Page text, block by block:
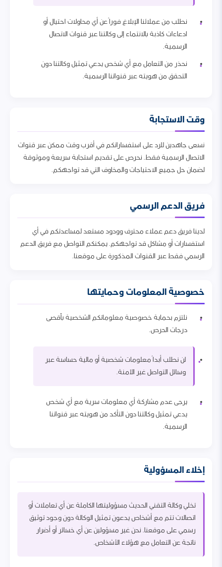
نطلب من عملائنا الإبلاغ فوراً عن أي محاولات احتيال أو
ادعاءات كاذبة بالانتماء إلى وكالتنا عبر قنوات الاتصال
الرسمية.
نحذر من التعامل مع أي شخص يدعي تمثيل وكالتنا دون
التحقق من هويته عبر قنواتنا الرسمية.
وقت الاستجابة
نسعى جاهدين للرد على استفساراتكم في أقرب وقت ممكن عبر قنوات
الاتصال الرسمية فقط. نحرص على تقديم استجابة سريعة وموثوقة
لضمان حل جميع الاحتياجات والمخاوف التي قد تواجهكم.
فريق الدعم الرسمي
لدينا فريق دعم عملاء محترف وودود مستعد لمساعدتكم في أي
استفسارات أو مشاكل قد تواجهكم. يمكنكم التواصل مع فريق الدعم
الرسمي فقط عبر القنوات المذكورة على موقعنا.
خصوصية المعلومات وحمايتها
نلتزم بحماية خصوصية معلوماتكم الشخصية بأقصى
درجات الحرص.
لن نطلب أبداً معلومات شخصية أو مالية حساسة عبر
وسائل التواصل غير الآمنة.
يرجى عدم مشاركة أي معلومات سرية مع أي شخص
يدعي تمثيل وكالتنا دون التأكد من هويته عبر قنواتنا
الرسمية.
إخلاء المسؤولية
تخلي وكالة التقني الحديث مسؤوليتها الكاملة عن أي تعاملات أو
اتصالات تتم مع أشخاص يدعون تمثيل الوكالة دون وجود توثيق
رسمي على موقعنا. نحن غير مسؤولين عن أي خسائر أو أضرار
ناتجة عن التعامل مع هؤلاء الأشخاص.